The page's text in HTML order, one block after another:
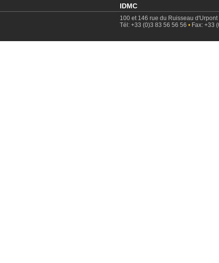
IDMC
100 et 146 rue du Ruisseau d'Urpont
Tél: +33 (0)3 83 56 56 56 • Fax: +33